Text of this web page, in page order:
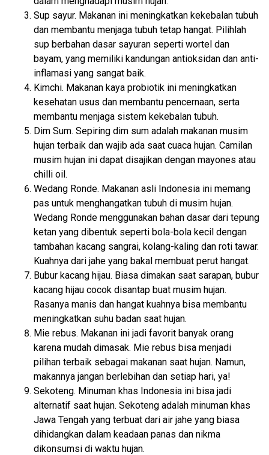
Sup sayur. Makanan ini meningkatkan kekebalan tubuh
dan membantu menjaga tubuh tetap hangat. Pilihlah
sup berbahan dasar sayuran seperti wortel dan
bayam, yang memiliki kandungan antioksidan dan anti-
inflamasi yang sangat baik.
Kimchi. Makanan kaya probiotik ini meningkatkan
kesehatan usus dan membantu pencernaan, serta
membantu menjaga sistem kekebalan tubuh.
Dim Sum. Sepiring dim sum adalah makanan musim
hujan terbaik dan wajib ada saat cuaca hujan. Camilan
musim hujan ini dapat disajikan dengan mayones atau
chilli oil.
Wedang Ronde. Makanan asli Indonesia ini memang
pas untuk menghangatkan tubuh di musim hujan.
Wedang Ronde menggunakan bahan dasar dari tepung
ketan yang dibentuk seperti bola-bola kecil dengan
tambahan kacang sangrai, kolang-kaling dan roti tawar.
Kuahnya dari jahe yang bakal membuat perut hangat.
Bubur kacang hijau. Biasa dimakan saat sarapan, bubur
kacang hijau cocok disantap buat musim hujan.
Rasanya manis dan hangat kuahnya bisa membantu
meningkatkan suhu badan saat hujan.
Mie rebus. Makanan ini jadi favorit banyak orang
karena mudah dimasak. Mie rebus bisa menjadi
pilihan terbaik sebagai makanan saat hujan. Namun,
makannya jangan berlebihan dan setiap hari, ya!
Sekoteng. Minuman khas Indonesia ini bisa jadi
alternatif saat hujan. Sekoteng adalah minuman khas
Jawa Tengah yang terbuat dari air jahe yang biasa
dihidangkan dalam keadaan panas dan nikma
dikonsumsi di waktu hujan.